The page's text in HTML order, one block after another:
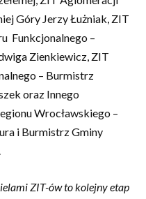
Góry JerzyŁużniak, ZIT
Funkcjonalnego –
Zienkiewicz, ZIT
– Burmistrz
oraz Innego
Wrocławskiego –
i Burmistrz Gminy
ZIT-ów to kolejny etap